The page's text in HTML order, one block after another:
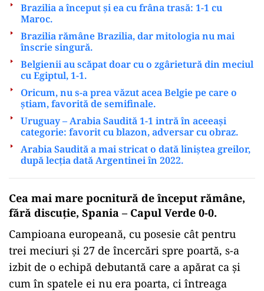
Brazilia a început și ea cu frâna trasă: 1-1 cu
Maroc.
Brazilia rămâne Brazilia, dar mitologia nu mai
înscrie singură.
Belgienii au scăpat doar cu o zgârietură din meciul
cu Egiptul, 1-1.
Oricum, nu s-a prea văzut acea Belgie pe care o
știam, favorită de semifinale.
Uruguay – Arabia Saudită 1-1 intră în aceeași
categorie: favorit cu blazon, adversar cu obraz.
Arabia Saudită a mai stricat o dată liniștea greilor,
după lecția dată Argentinei în 2022.
ad